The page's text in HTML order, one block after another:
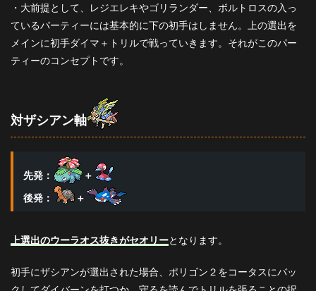
・大前提として、レジエレキやゴリランダー、ボルトロスの入っ
ているパーティーには基本的に下の初手はしません。上の選出を
メインに初手ダイマ＋トリルで戦っていきます。それがこのパー
ティーのコンセプトです。
対ザシアン軸
先発：
＋
後発：
＋
上選出のウーラオス抜きがセオリーとなります。
初手にザシアンが選出された場合、ポリゴン２をコータスにバッ